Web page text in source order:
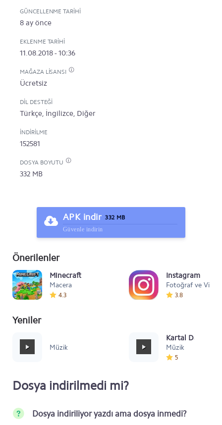
GÜNCELLENME TARIHI
8 ay önce
EKLENME TARIHI
11.08.2018 - 10:36
MAĞAZA LISANSI
Ücretsiz
DIL DESTEĞI
Türkçe, İngilizce, Diğer
İNDIRILME
152581
DOSYA BOYUTU
332 MB
APK indir 332 MB
Güvenle indirin
Önerilenler
Minecraft
Macera
4.3
Instagram
Fotoğraf ve Video
3.8
Yeniler
Müzik
Kartal Dansı
Müzik
5
Dosya indirilmedi mi?
Dosya indiriliyor yazdı ama dosya inmedi?